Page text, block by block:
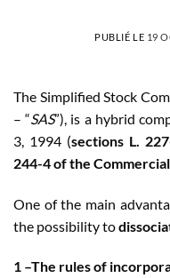
PUBLIÉ LE 19
The Simplified Stock
– “SAS”), is a hybrid
3, 1994 (sections L.
244-4 of the
One of the main
the possibility to
1 –The rules of